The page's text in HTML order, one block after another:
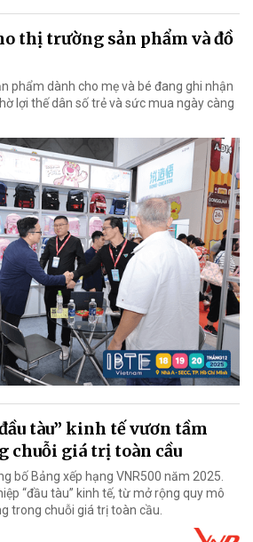
thị trường sản phẩm và đồ
phẩm dành cho mẹ và bé đang ghi nhận
lợi thế dân số trẻ và sức mua ngày càng
tàu” kinh tế vươn tầm
chuỗi giá trị toàn cầu
bố Bảng xếp hạng VNR500 năm 2025.
“đầu tàu” kinh tế, từ mở rộng quy mô
trong chuỗi giá trị toàn cầu.